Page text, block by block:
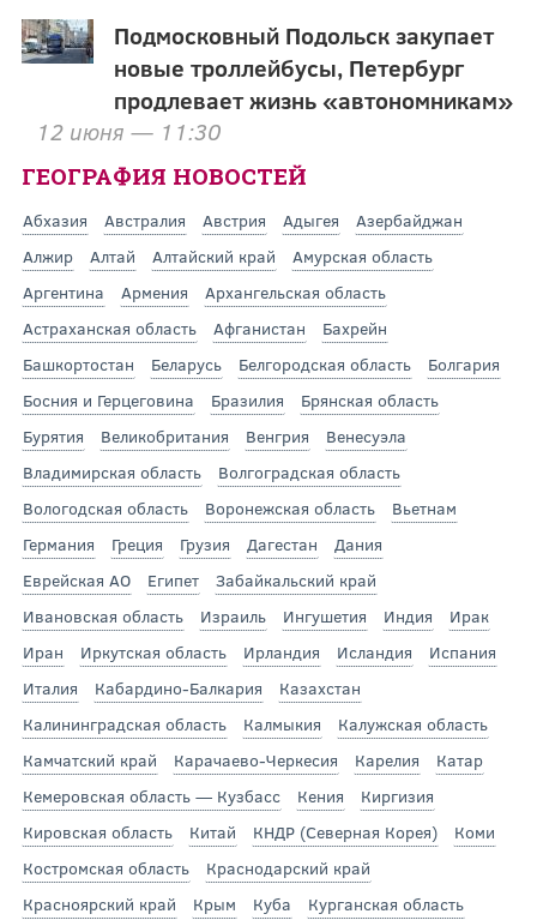
Подмосковный Подольск закупает
новые троллейбусы, Петербург
продлевает жизнь «автономникам»
12 июня — 11:30
ГЕОГРАФИЯ НОВОСТЕЙ
Абхазия Австралия Австрия Адыгея
Азербайджан
Алжир
Алтай Алтайский край
Амурская область
Аргентина
Армения
Архангельская область
Астраханская область
Афганистан
Бахрейн
Башкортостан
Беларусь Белгородская область
Болгария
Босния и Герцеговина
Бразилия
Брянская область
Бурятия
Великобритания Венгрия
Венесуэла
Владимирская область
Волгоградская область
Вологодская область
Воронежская область
Вьетнам
Германия
Греция Грузия Дагестан
Дания
Еврейская АО
Египет
Забайкальский край
Ивановская область
Израиль Ингушетия Индия
Ирак
Иран
Иркутская область Ирландия Исландия
Испания
Италия
Кабардино-Балкария
Казахстан
Калининградская область
Калмыкия
Калужская область
Камчатский край
Карачаево-Черкесия Карелия
Катар
Кемеровская область — Кузбасс
Кения
Киргизия
Кировская область
Китай КНДР (Северная Корея)
Коми
Костромская область
Краснодарский край
Красноярский край
Крым Куба
Курганская область